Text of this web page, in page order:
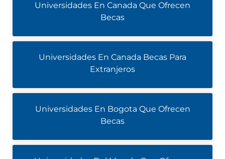
Universidades En Canada Que Ofrecen
Becas
Universidades En Canada Becas Para
Extranjeros
Universidades En Bogota Que Ofrecen
Becas